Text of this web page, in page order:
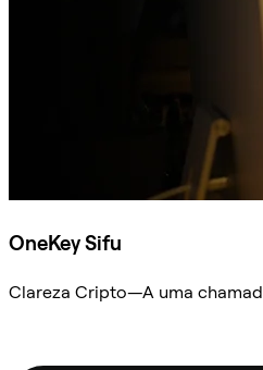
OneKey Sifu
Clareza Cripto—A uma